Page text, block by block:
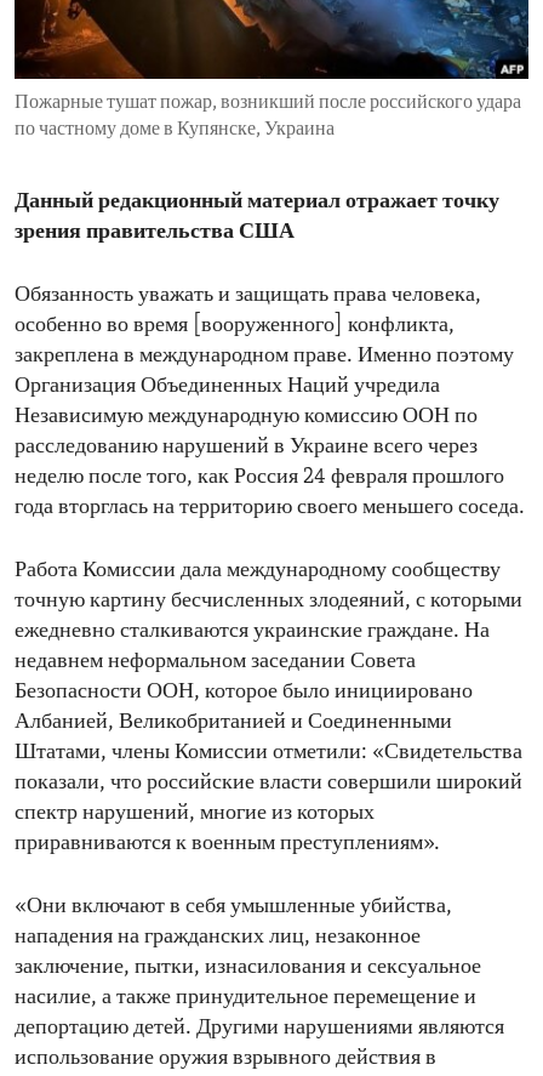
ENVIRONMENT AND HEALTH
IDEALS AND INSTITUTIONS
Пожарные тушат пожар, возникший после российского удара
по частному доме в Купянске, Украина
Данный редакционный материал отражает точку
зрения правительства США
Обязанность уважать и защищать права человека,
особенно во время [вооруженного] конфликта,
закреплена в международном праве. Именно поэтому
Организация Объединенных Наций учредила
Независимую международную комиссию ООН по
расследованию нарушений в Украине всего через
неделю после того, как Россия 24 февраля прошлого
года вторглась на территорию своего меньшего соседа.
Работа Комиссии дала международному сообществу
точную картину бесчисленных злодеяний, с которыми
ежедневно сталкиваются украинские граждане. На
недавнем неформальном заседании Совета
Безопасности ООН, которое было инициировано
Албанией, Великобританией и Соединенными
Штатами, члены Комиссии отметили: «Свидетельства
показали, что российские власти совершили широкий
спектр нарушений, многие из которых
приравниваются к военным преступлениям».
«Они включают в себя умышленные убийства,
нападения на гражданских лиц, незаконное
заключение, пытки, изнасилования и сексуальное
насилие, а также принудительное перемещение и
депортацию детей. Другими нарушениями являются
использование оружия взрывного действия в